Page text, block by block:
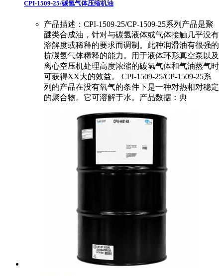
CPI-1509-25/碳氢气体压缩机油
产品描述：CPI-1509-25/CP-1509-25系列产品是聚
醚类合成油，针对与碳氢液体或气体接触几乎没有
溶解度或稀释的要求而调制。此种润滑油有很强的
抗碳氢气体稀释的能力。用于液体环形真空泵以及
离心空压机处理高度浓缩的碳氢气体和气油蒸气时
可获得XX大的效益。 CPI-1509-25/CP-1509-25系
列的产品在没有氧气的条件下是一种对热相对稳定
的聚合物。它可溶解于水。产品数据：典